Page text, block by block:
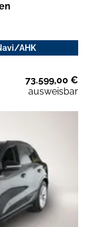
AHK
73.599,00 €
ausweisbar